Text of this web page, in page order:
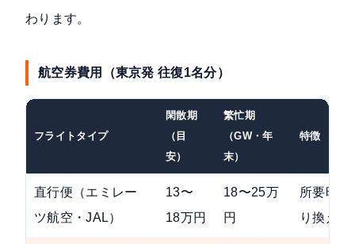
わります。
航空券費用（東京発 往復1名分）
フライトタイプ
閑散期
（目
安）
繁忙期
（GW・年
末）
特徴
直行便（エミレー
ツ航空・JAL）
13〜
18万円
18〜25万
円
所要時
り換えな